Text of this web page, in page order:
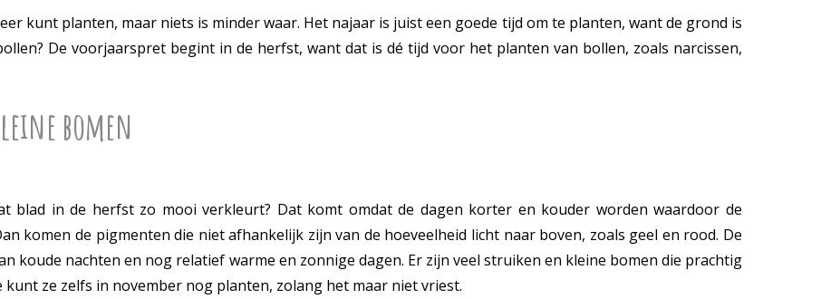
kunt planten, maar niets is minder waar. Het najaar is juist een goede tijd om te planten, want de grond is
De voorjaarspret begint in de herfst, want dat is dé tijd voor het planten van bollen, zoals narcissen,
bomen
blad in de herfst zo mooi verkleurt? Dat komt omdat de dagen korter en kouder worden waardoor de
komen de pigmenten die niet afhankelijk zijn van de hoeveelheid licht naar boven, zoals geel en rood. De
koude nachten en nog relatief warme en zonnige dagen. Er zijn veel struiken en kleine bomen die prachtig
ze zelfs in november nog planten, zolang het maar niet vriest.